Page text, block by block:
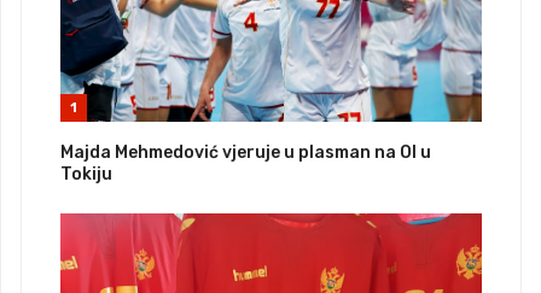
1
Majda Mehmedović vjeruje u plasman na OI u
Tokiju